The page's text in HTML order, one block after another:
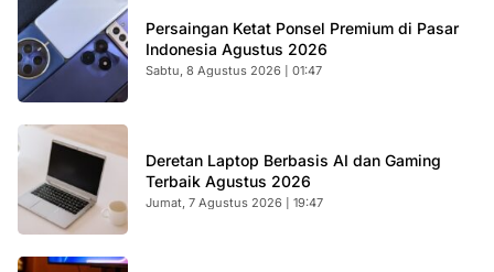
Persaingan Ketat Ponsel Premium di Pasar
Indonesia Agustus 2026
Sabtu, 8 Agustus 2026 | 01:47
Deretan Laptop Berbasis AI dan Gaming
Terbaik Agustus 2026
Jumat, 7 Agustus 2026 | 19:47